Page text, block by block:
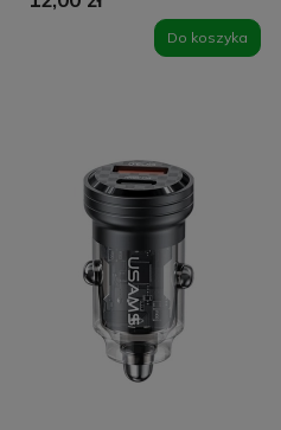
USB-C 10 W
Czarna - BlackDo koszyka